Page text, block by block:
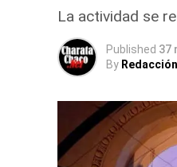
La actividad se
Published 37
By Redacción